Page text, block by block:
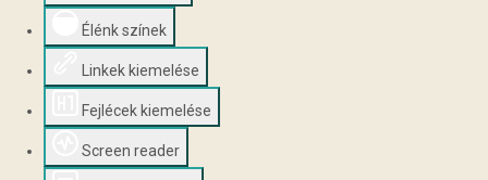
Élénk színek
Linkek kiemelése
Fejlécek kiemelése
Screen reader